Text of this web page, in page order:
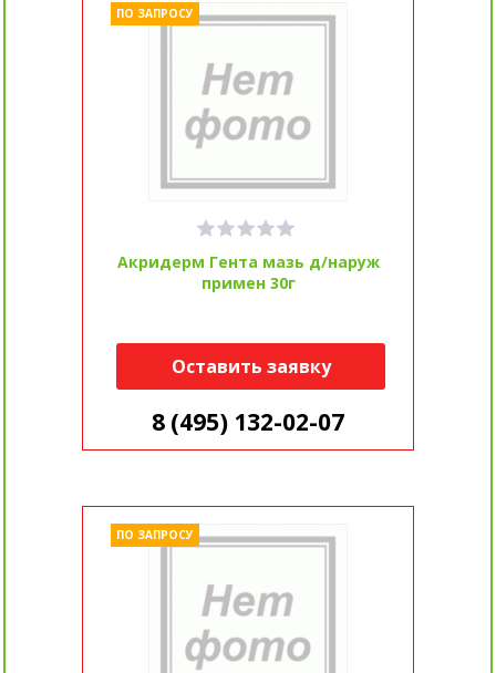
Акридерм Гента мазь д/наруж
примен 30г
ПО ЗАПРОСУ
Оставить заявку
8 (495) 132-02-07
ПО ЗАПРОСУ